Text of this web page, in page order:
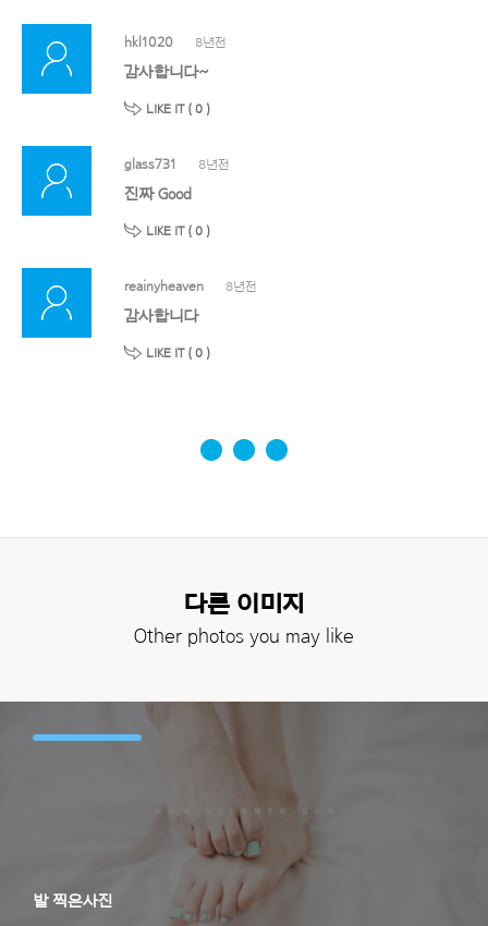
hkl1020 8년전
감사합니다~
LIKE IT ( 0 )
glass731 8년전
진짜 Good
LIKE IT ( 0 )
reainyheaven 8년전
감사합니다
LIKE IT ( 0 )
다른 이미지
Other photos you may like
발 찍은사진